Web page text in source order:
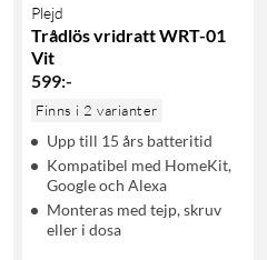
Plejd
Trådlös vridratt WRT-01
Vit
599:-
Finns i 2 varianter
Upp till 15 års batteritid
Kompatibel med HomeKit,
Google och Alexa
Monteras med tejp, skruv
eller i dosa